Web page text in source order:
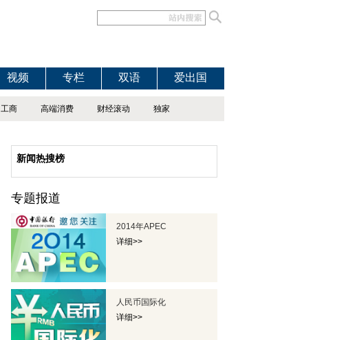
视频 专栏 双语 爱出国
工商 高端消费 财经滚动 独家
新闻热搜榜
专题报道
2014年APEC
详细>>
人民币国际化
详细>>